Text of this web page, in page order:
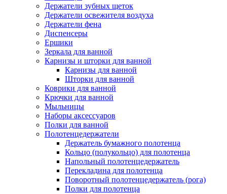
Держатели зубных щеток
Держатели освежителя воздуха
Держатели фена
Диспенсеры
Ершики
Зеркала для ванной
Карнизы и шторки для ванной
Карнизы для ванной
Шторки для ванной
Коврики для ванной
Крючки для ванной
Мыльницы
Наборы аксессуаров
Полки для ванной
Полотенцедержатели
Держатель бумажного полотенца
Кольцо (полукольцо) для полотенца
Напольный полотенцедержатель
Перекладина для полотенца
Поворотный полотенцедержатель (рога)
Полки для полотенца